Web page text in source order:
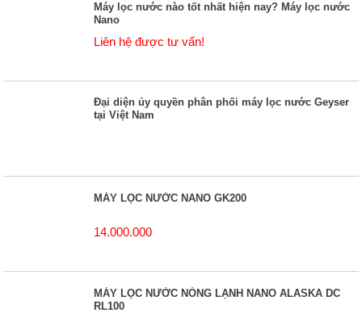
Máy lọc nước nào tốt nhất hiện nay? Máy lọc nước
Nano
Liên hệ được tư vấn!
Đại diện ủy quyền phân phối máy lọc nước Geyser
tại Việt Nam
MÁY LỌC NƯỚC NANO GK200
14.000.000
MÁY LỌC NƯỚC NÓNG LẠNH NANO ALASKA DC
RL100